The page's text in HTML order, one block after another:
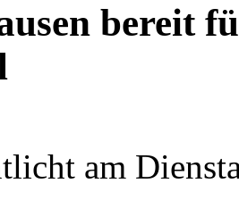
bereit
am